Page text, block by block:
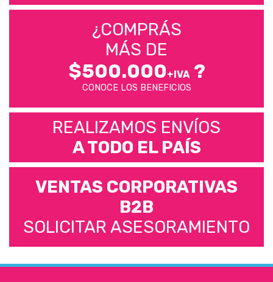
¿COMPRÁS
MÁS DE
$500.000+IVA?
CONOCE LOS BENEFICIOS
REALIZAMOS ENVÍOS
A TODO EL PAÍS
VENTAS CORPORATIVAS
B2B
SOLICITAR ASESORAMIENTO